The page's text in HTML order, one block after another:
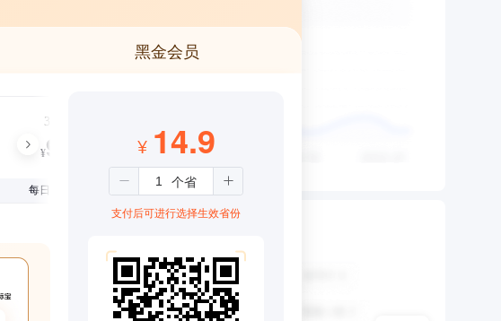
黑金会员
3个月
¥99
每日仅1.08元
¥ 14.9
支付后可进行选择生效省份